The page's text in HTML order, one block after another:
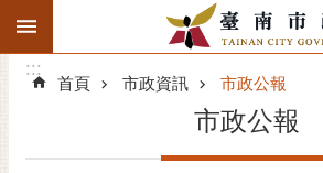
跳到主要內容區塊
搜
階
:::
:::
首頁 市政資訊 市政公報
市政公報